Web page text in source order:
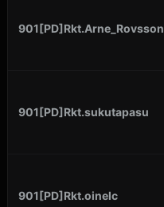
901[PD]Rkt.Arne_Rovsson
901[PD]Rkt.sukutapasu
901[PD]Rkt.oinelc